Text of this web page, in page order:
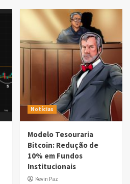
Notícias
Modelo Tesouraria
Bitcoin: Redução de
10% em Fundos
Institucionais
Kevin Paz